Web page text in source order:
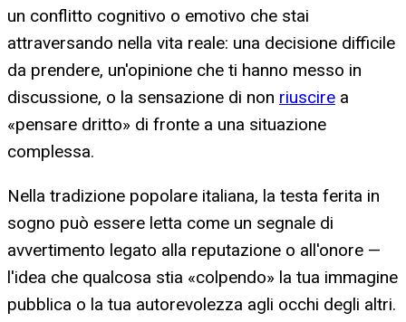
un conflitto cognitivo o emotivo che stai
attraversando nella vita reale: una decisione difficile
da prendere, un'opinione che ti hanno messo in
discussione, o la sensazione di non riuscire a
«pensare dritto» di fronte a una situazione
complessa.
Nella tradizione popolare italiana, la testa ferita in
sogno può essere letta come un segnale di
avvertimento legato alla reputazione o all'onore —
l'idea che qualcosa stia «colpendo» la tua immagine
pubblica o la tua autorevolezza agli occhi degli altri.